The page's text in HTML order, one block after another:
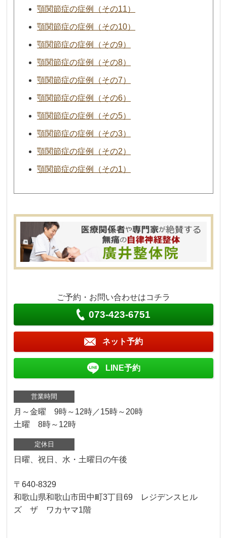
顎関節症の症例（その11）
顎関節症の症例（その10）
顎関節症の症例（その9）
顎関節症の症例（その8）
顎関節症の症例（その7）
顎関節症の症例（その6）
顎関節症の症例（その5）
顎関節症の症例（その3）
顎関節症の症例（その2）
顎関節症の症例（その1）
ご予約・お問い合わせはコチラ
073-423-6751
ネット予約
LINE予約
営業時間
月～金曜 9時～12時／15時～20時
土曜 8時～12時
定休日
日曜、祝日、水・土曜日の午後
〒640-8329
和歌山県和歌山市田中町3丁目69 レジデンスヒル
ズ ザ ワカヤマ1階